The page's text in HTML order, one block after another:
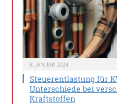
8. JANUAR 2024
Steuerentlastung für
Unterschiede bei
Kraftstoffen